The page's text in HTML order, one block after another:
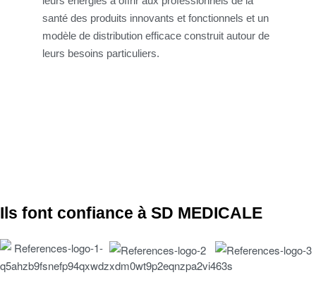
santé des produits innovants et fonctionnels et un
modèle de distribution efficace construit autour de
leurs besoins particuliers.
Ils font confiance à SD MEDICALE